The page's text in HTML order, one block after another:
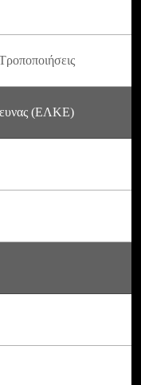
(ΕΛΚΕ)